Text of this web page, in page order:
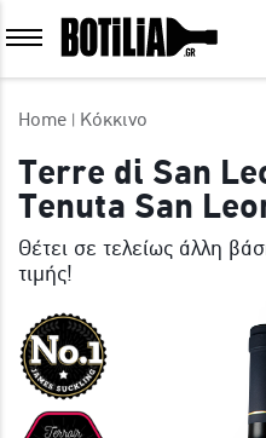
ΕΙΣΟΔΟΣ ΜΕΛΩΝ
Να με θυμάσαι
Home Κόκκινο
Terre di San
Tenuta San
Θέτει σε τελείως άλλη
τιμής!